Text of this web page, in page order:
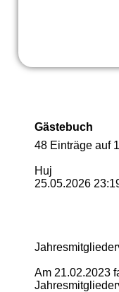
Gästebuch
48 Einträge auf
Huj
25.05.2026
Am 21.02.2023